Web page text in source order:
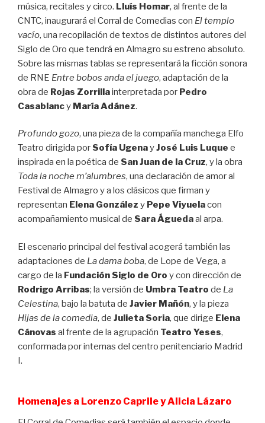
música, recitales y circo. Lluís Homar, al frente de la
CNTC, inaugurará el Corral de Comedias con El templo
vacío, una recopilación de textos de distintos autores del
Siglo de Oro que tendrá en Almagro su estreno absoluto.
Sobre las mismas tablas se representará la ficción sonora
de RNE Entre bobos anda el juego, adaptación de la
obra de Rojas Zorrillainterpretada por Pedro
Casablancy María Adánez.
Profundo gozo, una pieza de la compañía manchega Elfo
Teatro dirigida por Sofía UgenayJosé Luis Luque e
inspirada en la poética de San Juan de la Cruz, y la obra
Toda la noche m’alumbres, una declaración de amor al
Festival de Almagro y a los clásicos que firman y
representan Elena González y Pepe Viyuelacon
acompañamiento musical de Sara Águedaal arpa.
El escenario principal del festival acogerá también las
adaptaciones de La damaboba, de Lope de Vega, a
cargo de la Fundación Siglo de Oro y con dirección de
Rodrigo Arribas; la versión de Umbra Teatro de La
Celestina, bajo la batuta de Javier Mañón, y la pieza
Hijas de la comedia, de Julieta Soria, que dirige Elena
Cánovas al frente de la agrupación Teatro Yeses,
conformada por internas del centro penitenciario Madrid
I.
Homenajes a Lorenzo Caprile y Alicia Lázaro